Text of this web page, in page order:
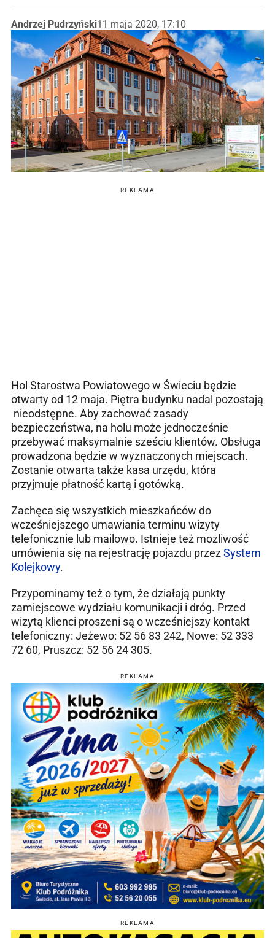
Andrzej Pudrzyński11 maja 2020, 17:10
REKLAMA
Hol Starostwa Powiatowego w Świeciu będzie
otwarty od 12 maja. Piętra budynku nadal pozostają
nieodstępne. Aby zachować zasady
bezpieczeństwa, na holu może jednocześnie
przebywać maksymalnie sześciu klientów. Obsługa
prowadzona będzie w wyznaczonych miejscach.
Zostanie otwarta także kasa urzędu, która
przyjmuje płatność kartą i gotówką.
Zachęca się wszystkich mieszkańców do
wcześniejszego umawiania terminu wizyty
telefonicznie lub mailowo. Istnieje też możliwość
umówienia się na rejestrację pojazdu przezSystem
Kolejkowy.
Przypominamy też o tym, że działają punkty
zamiejscowe wydziału komunikacji i dróg. Przed
wizytą klienci proszeni są o wcześniejszy kontakt
telefoniczny: Jeżewo: 52 56 83 242, Nowe: 52 333
72 60, Pruszcz: 52 56 24 305.
REKLAMA
REKLAMA